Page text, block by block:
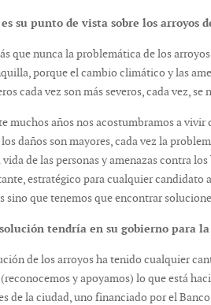
su punto de vista sobre los arroyos
que nunca la problemática de los
porque el cambio climático y las
cada vez son más severos, cada vez, se
muchos años nos acostumbramos a
los daños son mayores, cada vez la
vida de las personas y amenazas contra
estratégico para cualquier candidato
sino que tenemos que encontrar
tendría en su gobierno para
de los arroyos ha tenido cualquier
y apoyamos) lo que está
de la ciudad, uno financiado por el